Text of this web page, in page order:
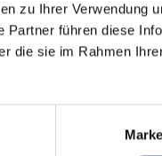
zu Ihrer Verwendung
Partner führen diese
die sie im Rahmen